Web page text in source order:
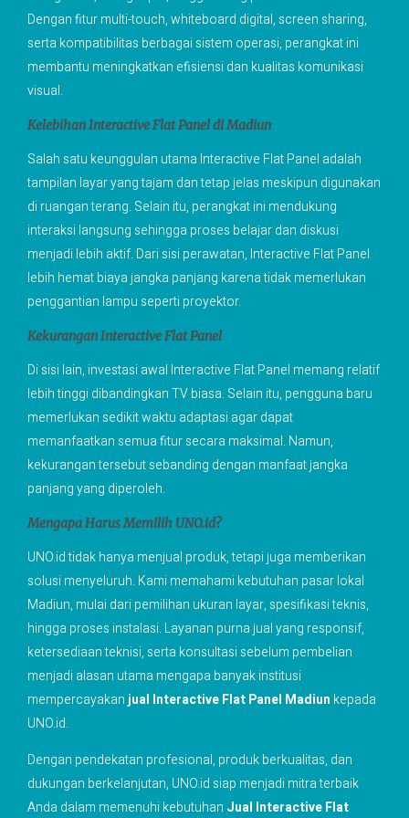
Dengan fitur multi-touch, whiteboard digital, screen sharing,
serta kompatibilitas berbagai sistem operasi, perangkat ini
membantu meningkatkan efisiensi dan kualitas komunikasi
visual.
Kelebihan Interactive Flat Panel di Madiun
Salah satu keunggulan utama Interactive Flat Panel adalah
tampilan layar yang tajam dan tetap jelas meskipun digunakan
di ruangan terang. Selain itu, perangkat ini mendukung
interaksi langsung sehingga proses belajar dan diskusi
menjadi lebih aktif. Dari sisi perawatan, Interactive Flat Panel
lebih hemat biaya jangka panjang karena tidak memerlukan
penggantian lampu seperti proyektor.
Kekurangan Interactive Flat Panel
Di sisi lain, investasi awal Interactive Flat Panel memang relatif
lebih tinggi dibandingkan TV biasa. Selain itu, pengguna baru
memerlukan sedikit waktu adaptasi agar dapat
memanfaatkan semua fitur secara maksimal. Namun,
kekurangan tersebut sebanding dengan manfaat jangka
panjang yang diperoleh.
Mengapa Harus Memilih UNO.id?
UNO.id tidak hanya menjual produk, tetapi juga memberikan
solusi menyeluruh. Kami memahami kebutuhan pasar lokal
Madiun, mulai dari pemilihan ukuran layar, spesifikasi teknis,
hingga proses instalasi. Layanan purna jual yang responsif,
ketersediaan teknisi, serta konsultasi sebelum pembelian
menjadi alasan utama mengapa banyak institusi
mempercayakan jual Interactive Flat Panel Madiun kepada
UNO.id.
Dengan pendekatan profesional, produk berkualitas, dan
dukungan berkelanjutan, UNO.id siap menjadi mitra terbaik
Anda dalam memenuhi kebutuhan Jual Interactive Flat